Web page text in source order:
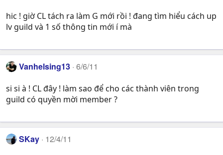
hic ! giờ CL tách ra làm G mới rồi ! đang tìm hiểu cách up
lv guild và 1 số thông tin mới í mà
Vanhelsing13 6/6/11
si si à ! CL đây ! làm sao để cho các thành viên trong
guild có quyền mời member ?
SKay 12/4/11